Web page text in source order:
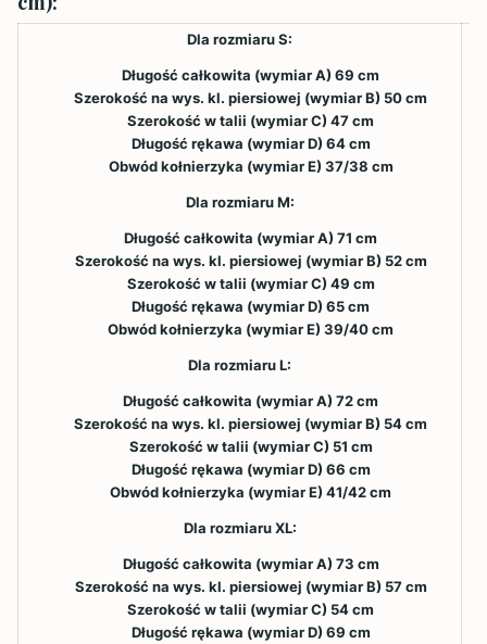
Dla rozmiaru S:
Długość całkowita (wymiar A) 69 cm
Szerokość na wys. kl. piersiowej (wymiar B) 50 cm
Szerokość w talii (wymiar C) 47 cm
Długość rękawa (wymiar D) 64 cm
Obwód kołnierzyka (wymiar E) 37/38 cm
Dla rozmiaru M:
Długość całkowita (wymiar A) 71 cm
Szerokość na wys. kl. piersiowej (wymiar B) 52 cm
Szerokość w talii (wymiar C) 49 cm
Długość rękawa (wymiar D) 65 cm
Obwód kołnierzyka (wymiar E) 39/40 cm
Dla rozmiaru L:
Długość całkowita (wymiar A) 72 cm
Szerokość na wys. kl. piersiowej (wymiar B) 54 cm
Szerokość w talii (wymiar C) 51 cm
Długość rękawa (wymiar D) 66 cm
Obwód kołnierzyka (wymiar E) 41/42 cm
Dla rozmiaru XL:
Długość całkowita (wymiar A) 73 cm
Szerokość na wys. kl. piersiowej (wymiar B) 57 cm
Szerokość w talii (wymiar C) 54 cm
Długość rękawa (wymiar D) 69 cm